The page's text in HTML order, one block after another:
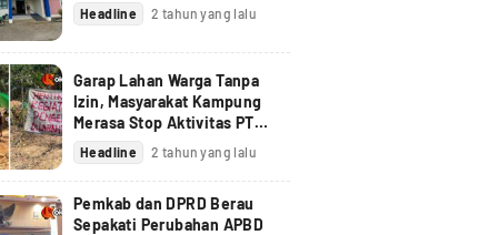
Headline 2 tahun yang lalu
Garap Lahan Warga Tanpa
Izin, Masyarakat Kampung
Merasa Stop Aktivitas PT
Berau Coal
Headline 2 tahun yang lalu
Pemkab dan DPRD Berau
Sepakati Perubahan APBD